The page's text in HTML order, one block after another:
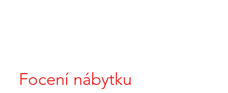
Focení nábytku